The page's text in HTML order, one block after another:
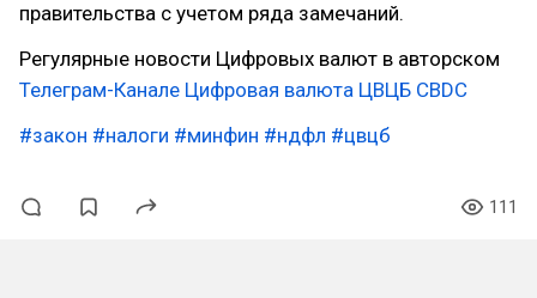
правительства с учетом ряда замечаний.
Регулярные новости Цифровых валют в авторском
Телеграм-Канале Цифровая валюта ЦВЦБ CBDC
#закон #налоги #минфин #ндфл #цвцб
111